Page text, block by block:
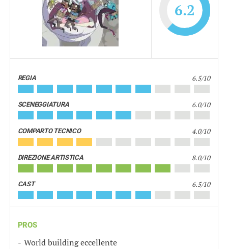
6.2
REGIA 6.5/10
SCENEGGIATURA 6.0/10
COMPARTO TECNICO 4.0/10
DIREZIONE ARTISTICA 8.0/10
CAST 6.5/10
PROS
World building eccellente